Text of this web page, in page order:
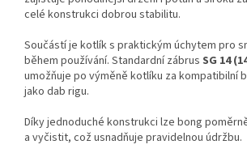
celé konstrukci dobrou stabilitu.
Součástí je kotlík s praktickým úchytem pro
během používání. Standardní zábrus SG 14
umožňuje po výměně kotlíku za kompatibilní
jako dab rigu.
Díky jednoduché konstrukci lze bong
a vyčistit, což usnadňuje pravidelnou údržbu.